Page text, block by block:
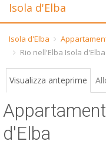
Isola d'Elba
Isola d'Elba
Rio nell'Elba Isola d'Elba
Visualizza anteprime
d'Elba